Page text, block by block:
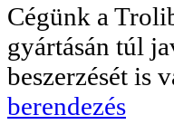
Cégünk a
gyártásán túl
beszerzését is
berendezés